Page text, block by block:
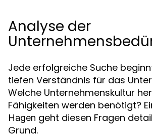
Analyse der
Jede erfolgreiche Suche
tiefen Verständnis für das
Welche Unternehmenskultur
Fähigkeiten werden benötigt?
Hagen geht diesen Fragen
Grund.